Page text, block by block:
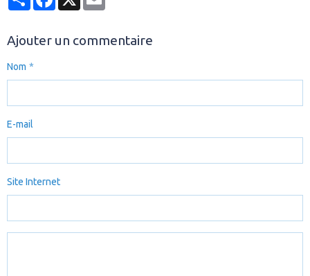
Ajouter un commentaire
Nom
E-mail
Site Internet